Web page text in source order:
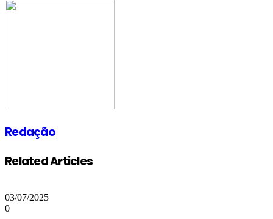
Redação
Related Articles
03/07/2025
0